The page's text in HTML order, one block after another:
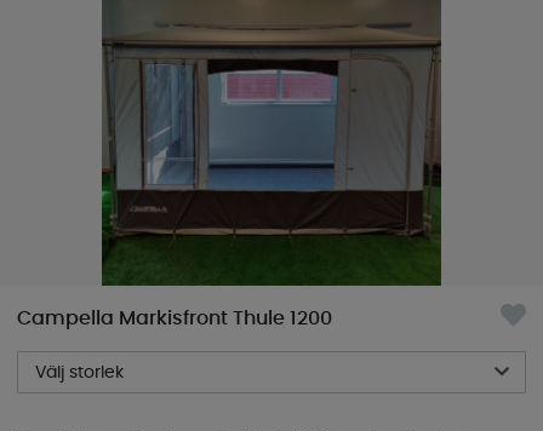
Campella Markisfront Thule 1200
Välj storlek